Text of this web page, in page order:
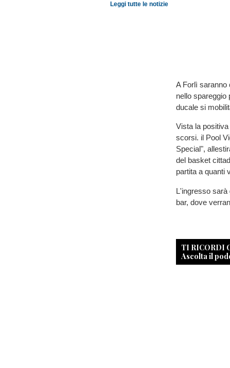
Leggi tutte le notizie
A Forlì saranno
nello spareggio
ducale si
Vista la
scorsi. il Pool
Special",
del basket
partita a quanti
L'ingresso sarà
bar, dove
TI RICORDI
Ascolta il